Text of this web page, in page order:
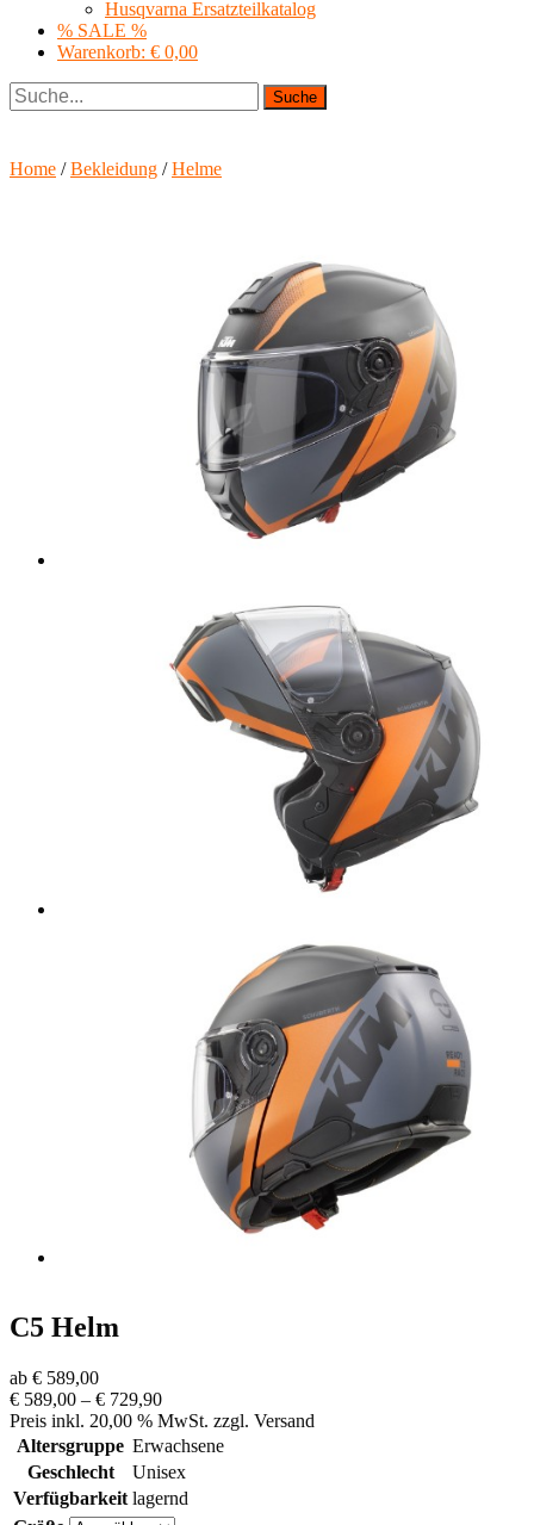
Husqvarna Ersatzteilkatalog
% SALE %
Warenkorb: € 0,00
Suche
Home / Bekleidung / Helme
C5 Helm
ab € 589,00
€ 589,00 – € 729,90
Preis inkl. 20,00 % MwSt. zzgl. Versand
Altersgruppe Erwachsene
Geschlecht
Unisex
Verfügbarkeit lagernd